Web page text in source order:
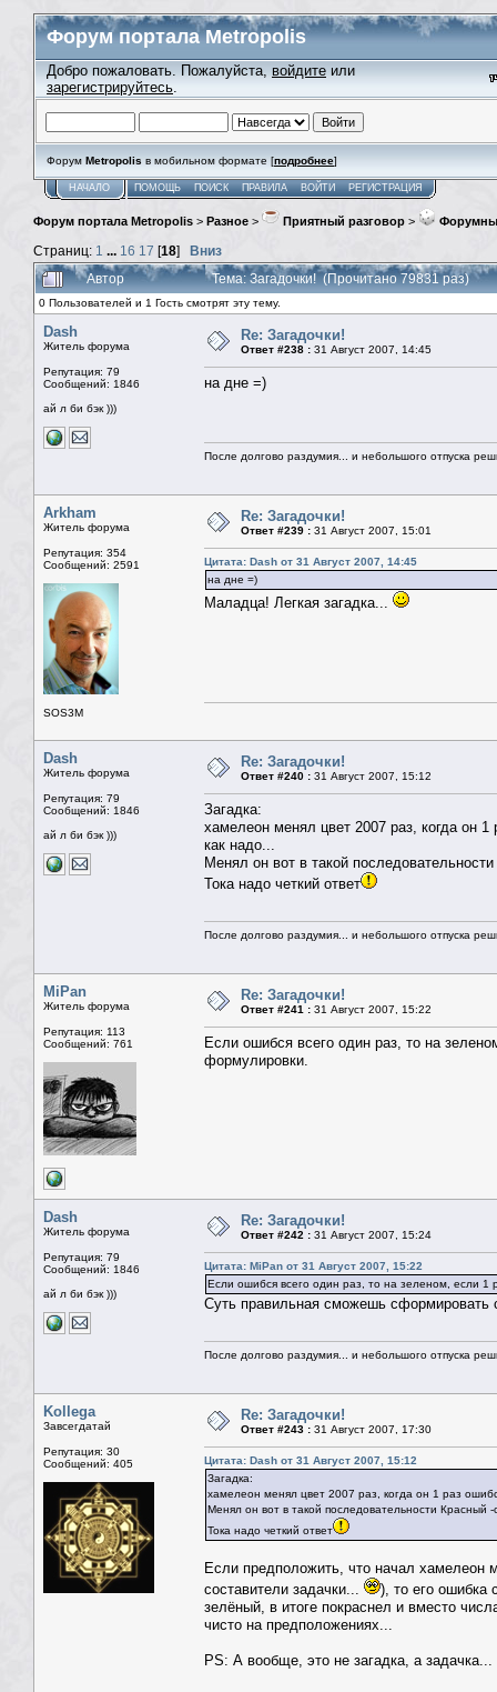
Форум портала Metropolis
Добро пожаловать. Пожалуйста, войдите или
зарегистрируйтесь.
Форум Metropolis в мобильном формате [подробнее]
НАЧАЛО ПОМОЩЬ ПОИСК ПРАВИЛА ВОЙТИ РЕГИСТРАЦИЯ
Форум портала Metropolis > Разное > Приятный разговор >
Страниц: 1 ... 16 17 [18]
Вниз
Автор
Тема: Загадочки! (Прочитано 79831 раз)
0 Пользователей и 1 Гость смотрят эту тему.
Dash
Житель форума
Репутация: 79
Сообщений: 1846
ай л би бэк )))
Re: Загадочки!
Ответ #238 : 31 Август 2007, 14:45
на дне =)
После долгово раздумия... и небольшого отпуска
Arkham
Житель форума
Репутация: 354
Сообщений: 2591
SOS3M
Re: Загадочки!
Ответ #239 : 31 Август 2007, 15:01
Цитата: Dash от 31 Август 2007, 14:45
на дне =)
Маладца! Легкая загадка...
Dash
Житель форума
Репутация: 79
Сообщений: 1846
ай л би бэк )))
Re: Загадочки!
Ответ #240 : 31 Август 2007, 15:12
Загадка:
хамелеон менял цвет 2007 раз, когда он
как надо...
Менял он вот в такой
Тока надо четкий ответ
После долгово раздумия... и небольшого отпуска
MiPan
Житель форума
Репутация: 113
Сообщений: 761
Re: Загадочки!
Ответ #241 : 31 Август 2007, 15:22
Если ошибся всего один раз, то на
формулировки.
Dash
Житель форума
Репутация: 79
Сообщений: 1846
ай л би бэк )))
Re: Загадочки!
Ответ #242 : 31 Август 2007, 15:24
Цитата: MiPan от 31 Август 2007, 15:22
Если ошибся всего один раз, то на зеленом, если 1
Суть правильная сможешь сформировать
После долгово раздумия... и небольшого отпуска
Kollega
Завсегдатай
Репутация: 30
Сообщений: 405
Re: Загадочки!
Ответ #243 : 31 Август 2007, 17:30
Цитата: Dash от 31 Август 2007, 15:12
Загадка:
хамелеон менял цвет 2007 раз, когда он 1 раз
Менял он вот в такой последовательности Красный
Тока надо четкий ответ
Если предположить, что начал хамелеон
составители задачки...
), то его ошибка
зелёный, в итоге покраснел и вместо
чисто на предположениях...
PS: А вообще, это не загадка, а задачка...